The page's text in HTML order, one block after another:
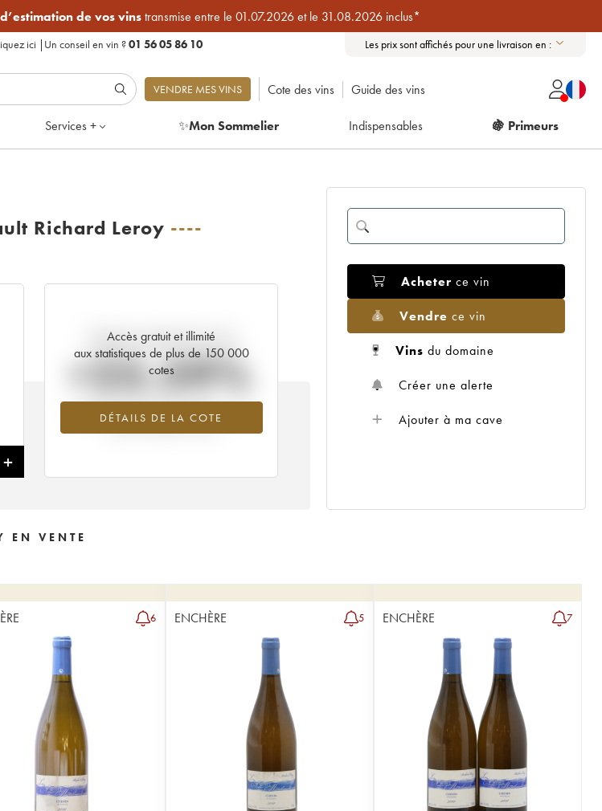
de vos vinstransmise entre le 01.07.2026 et le 31.08.2026 inclus*
ici | Un conseil en vin ?01 56 05 86 10 Les prix sont affichés pour une livraison en :
VENDRE MES VINS Cote des vins Guide des vins
Services + ✨Mon Sommelier Indispensables 🍇 Primeurs
Richard Leroy ----
+
Accès gratuit et illimité
aux statistiques de plus de 150 000
cotes
DÉTAILS DE LA COTE
Tendance actuelle de la cote
+25.59%
Tendance à la hausse du millésime ---- en
2026 par rapport à 2025
Acheter ce vin
Vendre ce vin
Vins du domaine
Créer une alerte
Ajouter à ma cave
EN VENTE
6 ENCHÈRE 5 ENCHÈRE 7